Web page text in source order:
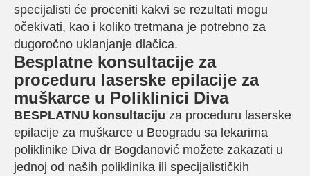
specijalisti će proceniti kakvi se rezultati mogu
očekivati, kao i koliko tretmana je potrebno za
dugoročno uklanjanje dlačica.
Besplatne konsultacije za
proceduru laserske epilacije za
muškarce u Poliklinici Diva
BESPLATNU konsultaciju za proceduru laserske
epilacije za muškarce u Beogradu sa lekarima
poliklinike Diva dr Bogdanović možete zakazati u
jednoj od naših poliklinika ili specijalističkih